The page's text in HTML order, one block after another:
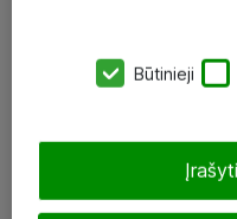
eShop@atea.lt
Būtinieji